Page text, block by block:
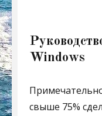
Windows
свыше 75%